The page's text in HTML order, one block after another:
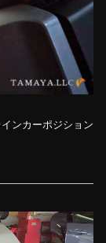
ンカーポジション